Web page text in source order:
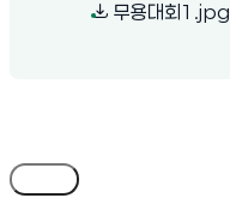
무용대회1.jpg